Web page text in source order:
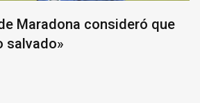
Maradona consideró que
salvado»